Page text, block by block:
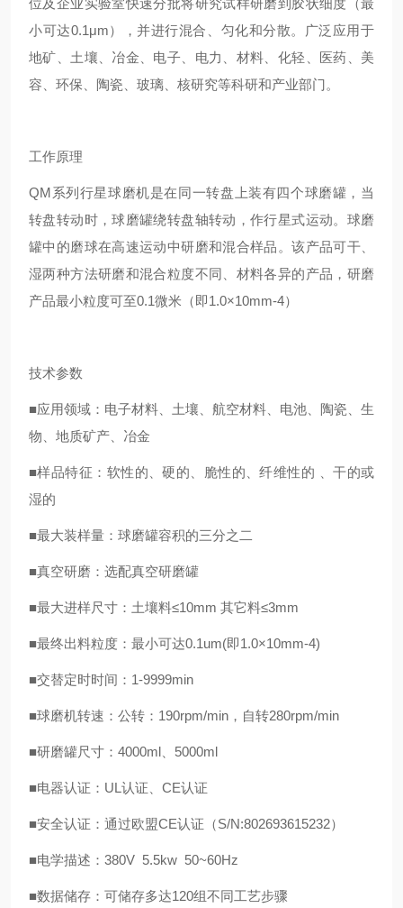
位及企业实验室快速分批将研究试样研磨到胶状细度（最
小可达0.1μm），并进行混合、匀化和分散。广泛应用于
地矿、土壤、冶金、电子、电力、材料、化轻、医药、美
容、环保、陶瓷、玻璃、核研究等科研和产业部门。
工作原理
QM系列行星球磨机是在同一转盘上装有四个球磨罐，当
转盘转动时，球磨罐绕转盘轴转动，作行星式运动。球磨
罐中的磨球在高速运动中研磨和混合样品。该产品可干、
湿两种方法研磨和混合粒度不同、材料各异的产品，研磨
产品最小粒度可至0.1微米（即1.0×10mm-4）
技术参数
■应用领域：电子材料、土壤、航空材料、电池、陶瓷、生
物、地质矿产、冶金
■样品特征：软性的、硬的、脆性的、纤维性的 、干的或
湿的
■最大装样量：球磨罐容积的三分之二
■真空研磨：选配真空研磨罐
■最大进样尺寸：土壤料≤10mm 其它料≤3mm
■最终出料粒度：最小可达0.1um(即1.0×10mm-4)
■交替定时时间：1-9999min
■球磨机转速：公转：190rpm/min，自转280rpm/min
■研磨罐尺寸：4000ml、5000ml
■电器认证：UL认证、CE认证
■安全认证：通过欧盟CE认证（S/N:802693615232）
■电学描述：380V 5.5kw 50~60Hz
■数据储存：可储存多达120组不同工艺步骤